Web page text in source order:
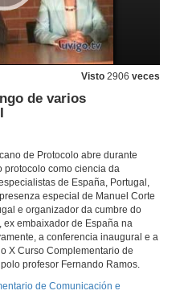
Visto 2906 veces
de varios
de Protocolo abre durante
protocolo como ciencia da
de España, Portugal,
especial de Manuel Corte
e organizador da cumbre do
ex embaixador de España na
a conferencia inaugural e a
X Curso Complementario de
profesor Fernando Ramos.
de Comunicación e
O Protocolo do cine. Glamour e show na ceremonia da entrega de Premios.
de 2010
Xeral
de 2010